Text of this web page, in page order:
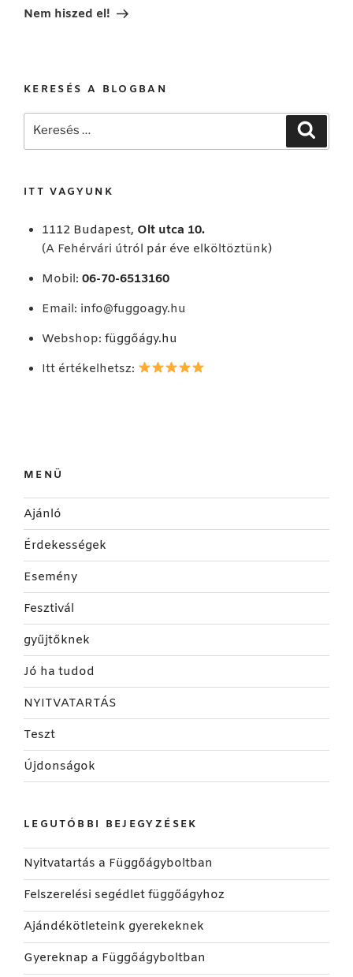
bejegyzés
Nem hiszed el!
KERESÉS A BLOGBAN
Keresés
ITT VAGYUNK
1112 Budapest, Olt utca 10.
(A Fehérvári útról pár éve elköltöztünk)
Mobil: 06-70-6513160
Email: info@fuggoagy.hu
Webshop: függőágy.hu
Itt értékelhetsz:
MENÜ
Ajánló
Érdekességek
Esemény
Fesztivál
gyűjtőknek
Jó ha tudod
NYITVATARTÁS
Teszt
Újdonságok
LEGUTÓBBI BEJEGYZÉSEK
Nyitvatartás a Függőágyboltban
Felszerelési segédlet függőágyhoz
Ajándékötleteink gyerekeknek
Gyereknap a Függőágyboltban